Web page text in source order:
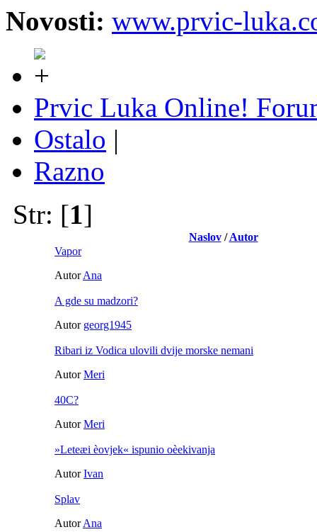
Novosti: www.prvic-
Prvic Luka Online!
Ostalo |
Razno
Str: [1]
Naslov/Autor
Vapor
AutorAna
A gde su madzori?
Autor georg1945
Ribari iz Vodica ulovili dvije morske nemani
AutorMeri
40C?
AutorMeri
»Leteæi èovjek« ispunio oèekivanja
AutorIvan
Splav
AutorAna